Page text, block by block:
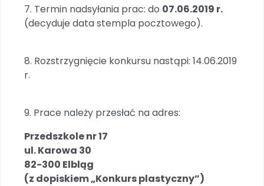
7. Termin nadsyłania prac: do 07.06.2019 r.
(decyduje data stempla pocztowego).
8. Rozstrzygnięcie konkursu nastąpi: 14.06.2019
r.
9. Prace należy przesłać na adres:
Przedszkole nr 17
ul. Karowa 30
82-300 Elbląg
(z dopiskiem „Konkurs plastyczny”)